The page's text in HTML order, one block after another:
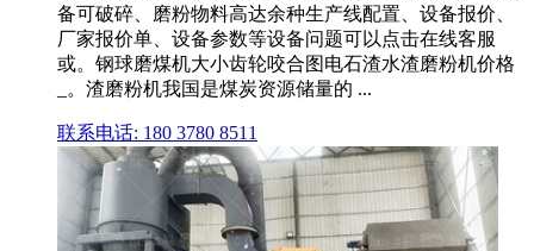
备可破碎、磨粉物料高达余种生产线配置、设备报价、
厂家报价单、设备参数等设备问题可以点击在线客服
或。钢球磨煤机大小齿轮咬合图电石渣水渣磨粉机价格
_。渣磨粉机我国是煤炭资源储量的 ...
联系电话: 180 3780 8511